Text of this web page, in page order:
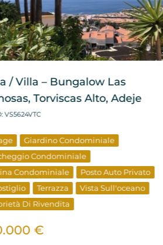
/ Villa – Bungalow Las
Torviscas Alto, Adeje
VS5624VTC
Giardino Condominiale
Condominiale
Condominiale
Posto Auto Privato
Terrazza
Vista Sull'oceano
Di Rivendita
€